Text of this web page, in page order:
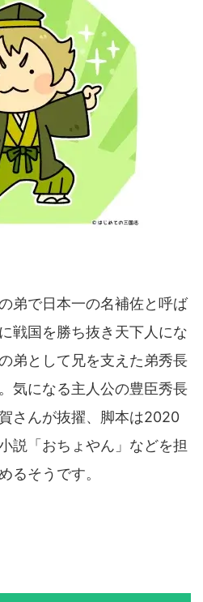
弟で日本一の名補佐と呼ば
戦国を勝ち抜き天下人にな
弟として兄を支えた弟秀長
気になる主人公の豊臣秀長
さんが抜擢、脚本は2020
説「おちょやん」などを担
るそうです。